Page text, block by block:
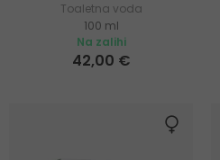
Toaletna voda
100 ml
Na zalihi
42,00 €